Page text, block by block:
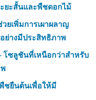
ยะสั้นและพืชดอกไม้
ยเพิ่มการเผาผลาญ
ย่างมีประสิทธิภาพ
ซลูชันที่เหนือกว่าสำหรับ
ชยืนต้นเพื่อให้มี